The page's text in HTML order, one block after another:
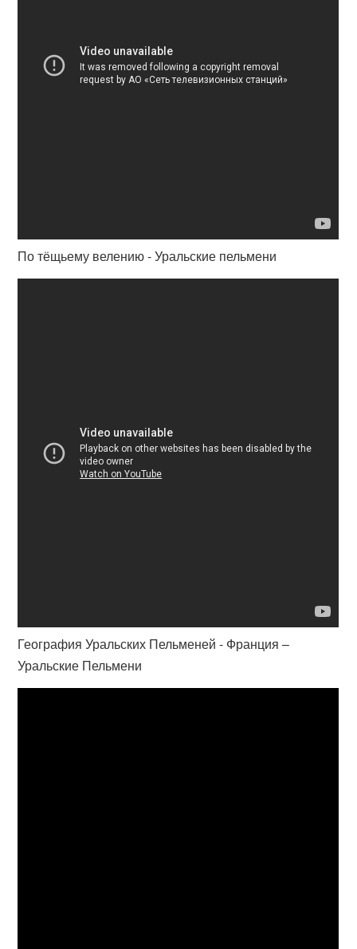
По тёщьему велению - Уральские пельмени
География Уральских Пельменей - Франция –
Уральские Пельмени